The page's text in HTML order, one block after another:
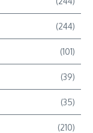
(244)
(101)
(39)
(35)
(210)